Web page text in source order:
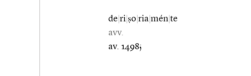
de ri ṣo ria mén te
avv.
av. 1498;